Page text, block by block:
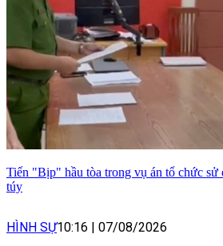
Tiến "Bịp" hầu tòa trong vụ án tổ chức sử
túy
HÌNH SỰ10:16 | 07/08/2026